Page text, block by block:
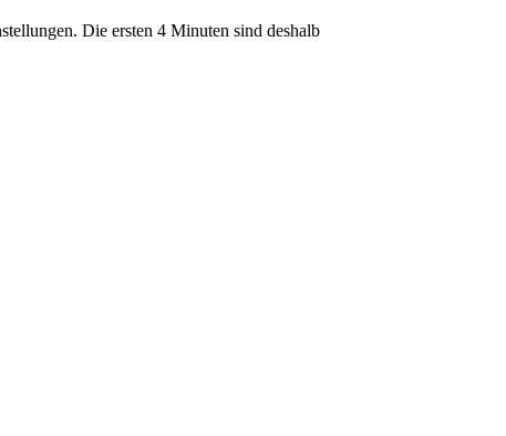
Die ersten 4 Minuten sind deshalb